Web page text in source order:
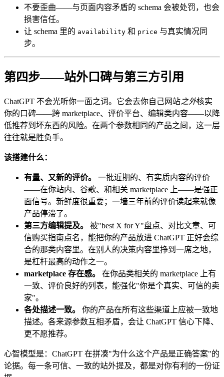
不要歪曲——与页面内容矛盾的 schema 会被处罚，也会
损害信任。
让 schema 里的 availability 和 price 与真实情况同
步。
第四步——站外口碑与第三方引用
ChatGPT 不会光听你一面之词。它会去你自己网站之外核实
你的口碑——跨 marketplace、评价平台、编辑类内容——以降
低推荐到坏东西的风险。在两个参数相同的产品之间，这一层
往往就是胜负手。
该搭建什么：
有量、又新的评价。
一批近期的、有实质内容的评价
——在你站内、谷歌、和相关 marketplace 上——是强正
面信号。新鲜度很重要；一墙三年前的评价读起来就像
产品停滞了。
第三方编辑提及。
被"best X for Y"盘点、对比文章、可
信购买指南点名，能把你的产品放进 ChatGPT 正好会综
合的那类内容里。在别人的决策内容里挣到一席之地，
是杠杆最高的动作之一。
marketplace 存在感。
在你品类相关的 marketplace 上有
一致、评价良好的列表，能强化"你是个真实、可信的卖
家"。
各处描述一致。
你的产品在所有这些渠道上应被一致地
描述。各来源参数互相矛盾，会让 ChatGPT 信心下降、
更不愿推荐。
心智模型是：ChatGPT 在拼凑"为什么这个产品是正确答案"的
论据。每一条可信、一致的站外提及，都是对你有利的一份证